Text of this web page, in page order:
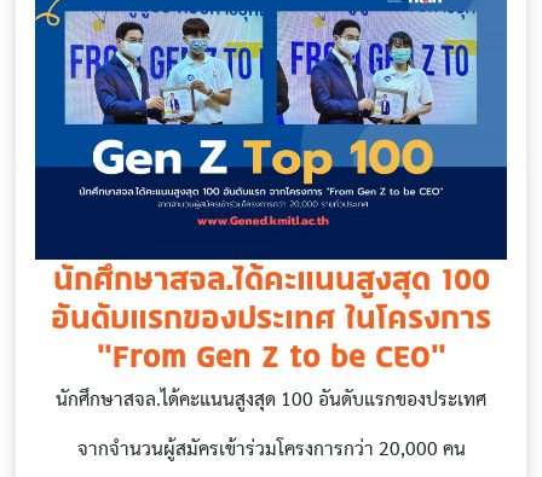
นักศึกษาสจล.ได้คะแนนสูงสุด 100
อันดับแรกของประเทศ ในโครงการ
"From Gen Z to be CEO"
นักศึกษาสจล.ได้คะแนนสูงสุด 100 อันดับแรกของประเทศ
จากจำนวนผู้สมัครเข้าร่วมโครงการกว่า 20,000 คน